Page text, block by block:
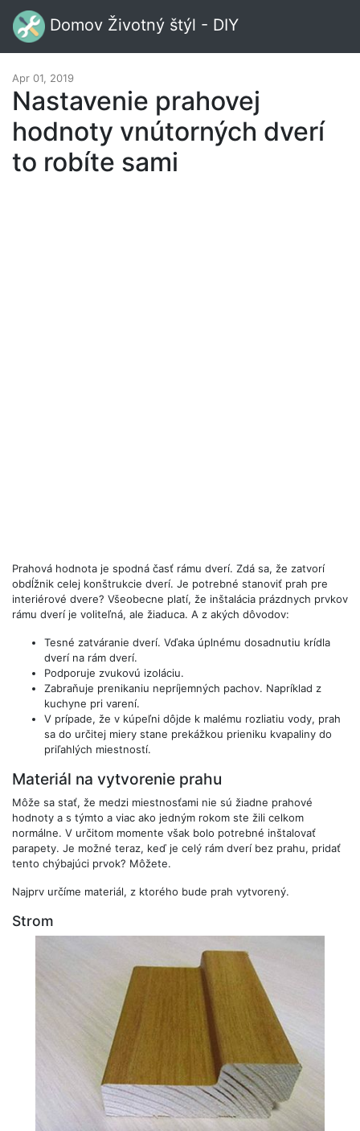
Domov Životný štýl - DIY
Apr 01, 2019
Nastavenie prahovej
hodnoty vnútorných dverí
to robíte sami
Prahová hodnota je spodná časť rámu dverí. Zdá sa, že zatvorí
obdĺžnik celej konštrukcie dverí. Je potrebné stanoviť prah pre
interiérové ​​dvere? Všeobecne platí, že inštalácia prázdnych prvkov
rámu dverí je voliteľná, ale žiaduca. A z akých dôvodov:
Tesné zatváranie dverí. Vďaka úplnému dosadnutiu krídla
dverí na rám dverí.
Podporuje zvukovú izoláciu.
Zabraňuje prenikaniu nepríjemných pachov. Napríklad z
kuchyne pri varení.
V prípade, že v kúpeľni dôjde k malému rozliatiu vody, prah
sa do určitej miery stane prekážkou prieniku kvapaliny do
priľahlých miestností.
Materiál na vytvorenie prahu
Môže sa stať, že medzi miestnosťami nie sú žiadne prahové
hodnoty a s týmto a viac ako jedným rokom ste žili celkom
normálne. V určitom momente však bolo potrebné inštalovať
parapety. Je možné teraz, keď je celý rám dverí bez prahu, pridať
tento chýbajúci prvok? Môžete.
Najprv určíme materiál, z ktorého bude prah vytvorený.
Strom